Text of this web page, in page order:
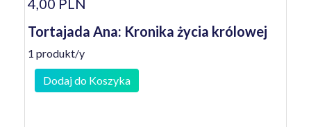
4,00 PLN
Tortajada Ana: Kronika życia królowej
1 produkt/y
Dodaj do Koszyka